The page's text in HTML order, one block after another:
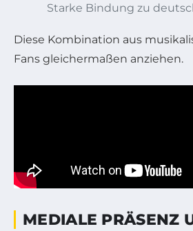
Starke Bindung zu
Diese Kombination aus
Fans gleichermaßen anziehen.
MEDIALE PRÄSENZ